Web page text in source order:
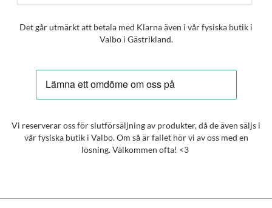
Det går utmärkt att betala med Klarna även i vår fysiska butik i
Valbo i Gästrikland.
Vi reserverar oss för slutförsäljning av produkter, då de även säljs i
vår fysiska butik i Valbo. Om så är fallet hör vi av oss med en
lösning. Välkommen ofta! <3